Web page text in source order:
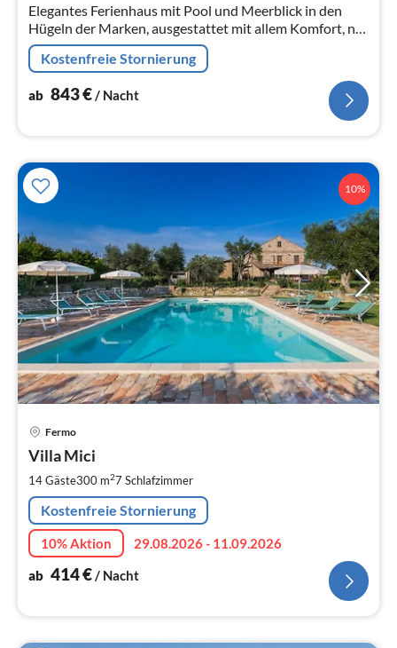
Elegantes Ferienhaus mit Pool und Meerblick in den
Hügeln der Marken, ausgestattet mit allem Komfort, nur
6 km von den Stränden der Adriaküste entfernt.
Kostenfreie Stornierung
ab 843€/ Nacht
10%
Fermo
Villa Mici
14 Gäste300 m27 Schlafzimmer
Kostenfreie Stornierung
10% Aktion
29.08.2026 - 11.09.2026
ab 414€/ Nacht